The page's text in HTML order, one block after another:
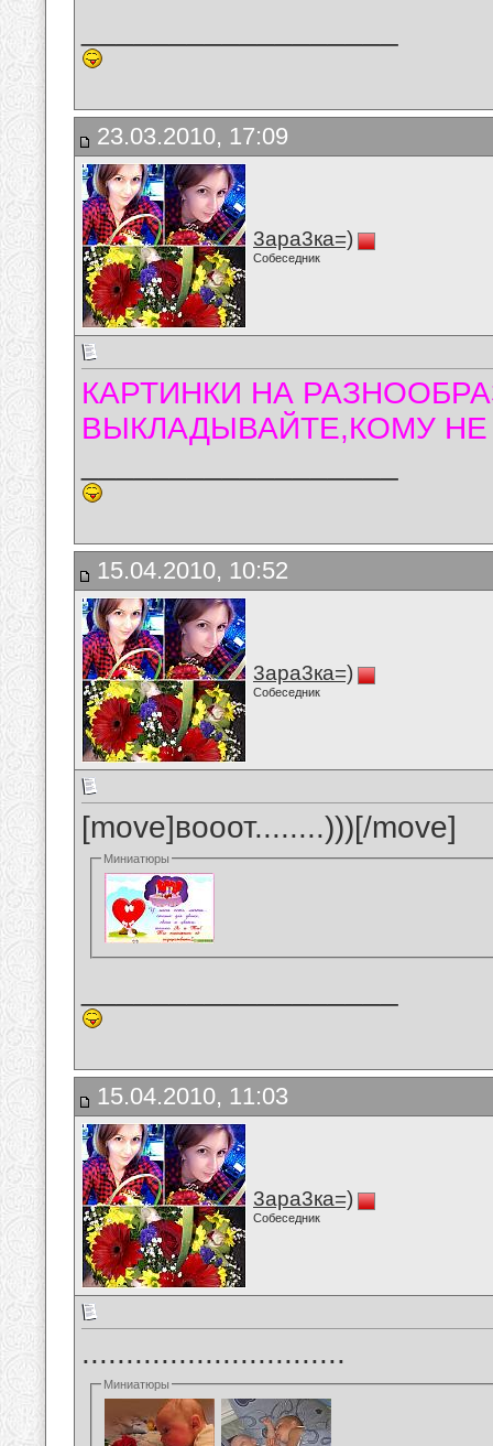
23.03.2010, 17:09
3ара3ка=)
Собеседник
КАРТИНКИ НА
ВЫКЛАДЫВАЙТЕ,КОМУ НЕ
15.04.2010, 10:52
3ара3ка=)
Собеседник
[move]вооот........)))[/move]
Миниатюры
15.04.2010, 11:03
3ара3ка=)
Собеседник
..............................
Миниатюры